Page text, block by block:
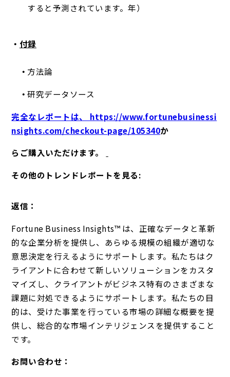
すると予測されています。年）
付録
方法論
研究データソース
完全なレポートは、 https://www.fortunebusinessi
nsights.com/checkout-page/105340か
らご購入いただけます。
その他のトレンドレポートを見る:
返信：
Fortune Business Insights™ は、正確なデータと革新
的な企業分析を提供し、あらゆる規模の組織が適切な
意思決定を行えるようにサポートします。私たちはク
ライアントに合わせて新しいソリューションをカスタ
マイズし、クライアントがビジネス特有のさまざまな
課題に対処できるようにサポートします。私たちの目
的は、受けた事業を行っている市場の詳細な概要を提
供し、総合的な市場インテリジェンスを提供すること
です。
お問い合わせ：